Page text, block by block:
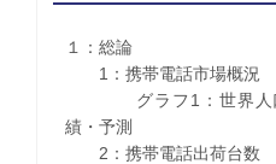
１：総論
1：携帯電話市場概況
グラフ1：世界人口/
績・予測
2：携帯電話出荷台数